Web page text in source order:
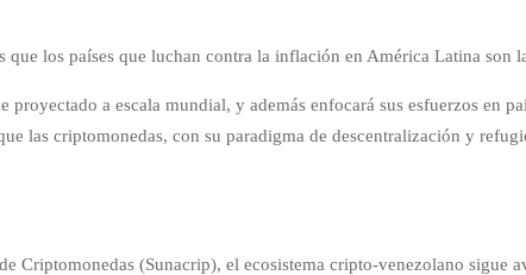
los países que luchan contra la inflación en América Latina son
a escala mundial, y además enfocará sus esfuerzos en
las criptomonedas, con su paradigma de descentralización y
Criptomonedas (Sunacrip), el ecosistema cripto-venezolano sigue